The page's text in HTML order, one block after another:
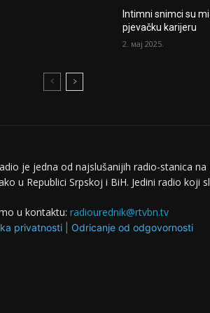
Intimni snimci su
pjevačku karijeru
2. мај 2025.
je jedna od najslušanijih radio-stanica na
u Republici Srpskoj i BiH. Jedini radio koji
u kontaktu: radiourednik@rtvbn.tv
privatnosti Odricanje od odgovornosti